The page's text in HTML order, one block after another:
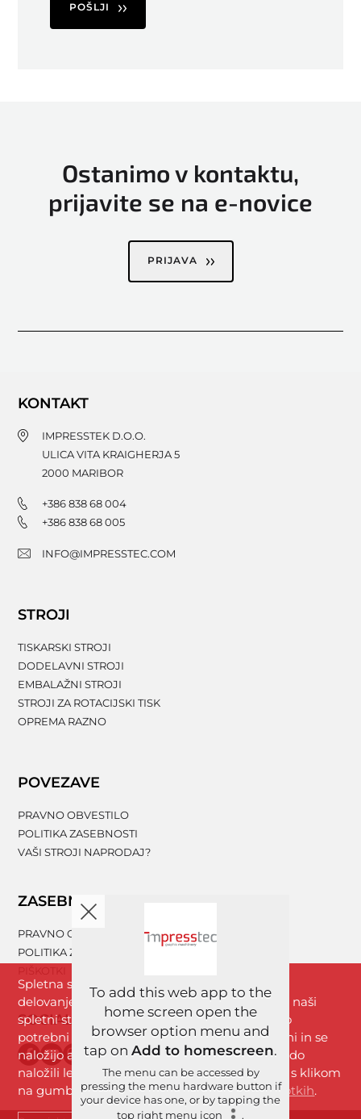
POŠLJI
Ostanimo v kontaktu,
prijavite se na e-novice
PRIJAVA
KONTAKT
IMPRESSTEK D.O.O.
ULICA VITA KRAIGHERJA 5
2000 MARIBOR
+386 838 68 004
+386 838 68 005
INFO@IMPRESSTEC.COM
STROJI
TISKARSKI STROJI
DODELAVNI STROJI
EMBALAŽNI STROJI
STROJI ZA ROTACIJSKI TISK
OPREMA RAZNO
POVEZAVE
PRAVNO OBVESTILO
POLITIKA ZASEBNOSTI
VAŠI STROJI NAPRODAJ?
ZASEBNOST
PRAVNO OBVESTILO
POLITIKA ZASEBNOSTI
SOCIALNA OMREŽJA
Spletna stran www.impresstec.com za boljše
delovanje uporablja piškotke. Z brskanjem po naši
spletni strani se strinjate s piškotki, ki so nujno
potrebni za nemoteno delovanje spletne strani in se
naložijo avtomatično. Analitični piškotki se bodo
naložili le, če boste dovolili uporabo piškotkov s klikom
na gumb »Strinjam se«. Več informacijo piškotkih.
To add this web app to the
home screen open the
browser option menu and
tap on Add to homescreen.
The menu can be accessed by
pressing the menu hardware button if
your device has one, or by tapping the
top right menu icon
.